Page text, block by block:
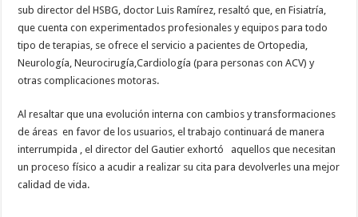
sub director del HSBG, doctor Luis Ramírez, resaltó que, en Fisiatría,
que cuenta con experimentados profesionales y equipos para todo
tipo de terapias, se ofrece el servicio a pacientes de Ortopedia,
Neurología, Neurocirugía,Cardiología (para personas con ACV) y
otras complicaciones motoras.
Al resaltar que una evolución interna con cambios y transformaciones
de áreas en favor de los usuarios, el trabajo continuará de manera
interrumpida , el director del Gautier exhortó aquellos que necesitan
un proceso físico a acudir a realizar su cita para devolverles una mejor
calidad de vida.